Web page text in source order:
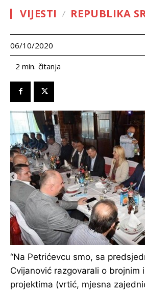
VIJESTI REPUBLIKA
06/10/2020
2 min. čitanja
“Na Petrićevcu smo, sa
Cvijanović razgovarali o brojnim
projektima (vrtić, mjesna